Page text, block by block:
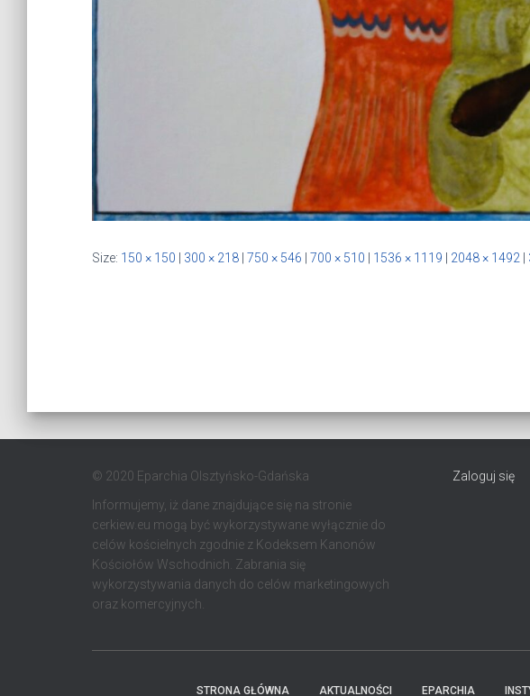
Size: 150 × 150 300 × 218 750 × 546 700 × 510 1536 × 1119 2048 × 1492
© 2020 Eparchia Olsztyńsko-Gdańska
Informujemy, iż dane znajdujące się na stronie
cerkiew.eu mogą być wykorzystywane wyłącznie do
celów kościelnych zgodnie z Kodeksem Kanonów
Kościołów Wschodnich. Zabrania się
wykorzystywania danych do celów marketingowych
oraz komercyjnych.
Zaloguj się
STRONA GŁÓWNA AKTUALNOŚCI EPARCHIA